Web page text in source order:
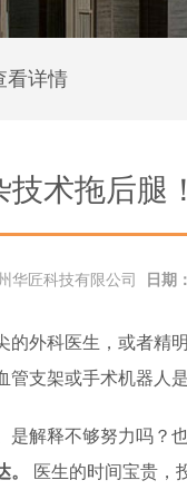
看详情
技术拖后腿
华匠科技有限公司 日期：
外科医生，或者精
管支架或手术机器
解释不够努力吗？
医生的时间宝贵，